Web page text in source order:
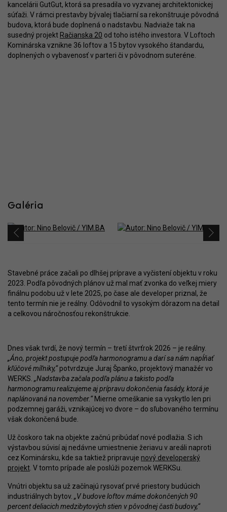
kancelárii GutGut, ktorá sa presadila vo vyzvanej architektonickej
súťaži. V rámci prestavby bývalej tlačiarní sa rekonštruuje pôvodná
budova, ktorá bude doplnená o nadstavbu. Nadviaže tak na
susedný projekt Račianska 20 od toho istého investora. V Loftoch
Kominárska vznikne 36 loftov a 15 bytov vysokého štandardu,
doplnených o vybavenosť v parteri či v pôvodnom suteréne.
Galéria
Stavebné práce začali po dlhšej príprave a vyčistení objektu v roku
2023. Podľa pôvodných plánov už mal mať zvonka do veľkej miery
finálnu podobu už v lete 2025, po čase ale developer priznal, že
tento termín nie je reálny. Odôvodnil to vysokým dôrazom na detail
a celkovou náročnosťou rekonštrukcie.
Dnes však tvrdí, že nový termín – tretí štvrťrok 2026 – je reálny.
„Áno, projekt postupuje podľa harmonogramu a darí sa nám napĺňať
kľúčové míľniky,“potvrdzuje Juraj Španko, projektový manažér vo
WERKS. „Nadstavba začala podľa plánu a takisto podľa
harmonogramu realizujeme aj prípravu dokončenia fasády, ktorá je
naplánovaná na november.“Mierne omeškanie sa vyskytlo len pri
podzemnej garáži, vznikajúcej vo dvore – do sľubovaného termínu
však dokončená bude.
Už čoskoro tak na objekte začnú pribúdať nové podlažia. S ich
výstavbou súvisí aj nedávne umiestnenie žeriavu v areáli naproti
cez Kominársku, kde sa taktiež pripravuje nový developerský
projekt . V tomto prípade ale poslúži pozemok WERKSu.
Vnútri objektu sa už začínajú rysovať prvé priestory budúcich
industriálnych bytov. „V budove loftov máme dokončených 90
percent deliacich medzibytových stien v pôvodnej časti budovy,“